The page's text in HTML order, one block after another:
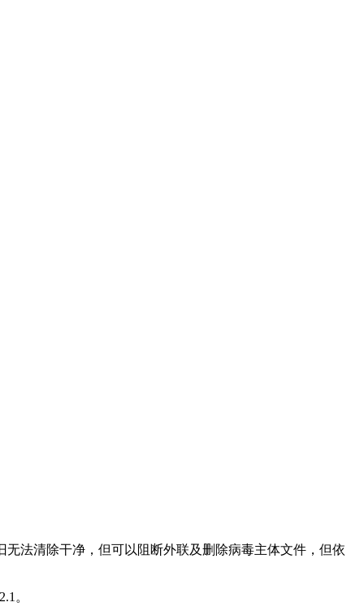
无法清除干净，但可以阻断外联及删除病毒主体文件，但依
。